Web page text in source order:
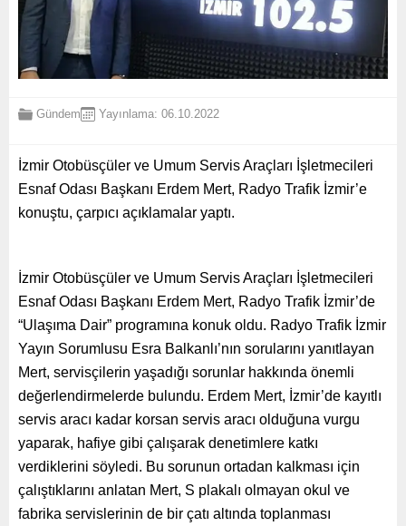
Gündem Yayınlama: 06.10.2022
İzmir Otobüsçüler ve Umum Servis Araçları İşletmecileri
Esnaf Odası Başkanı Erdem Mert, Radyo Trafik İzmir’e
konuştu, çarpıcı açıklamalar yaptı.
İzmir Otobüsçüler ve Umum Servis Araçları İşletmecileri
Esnaf Odası Başkanı Erdem Mert, Radyo Trafik İzmir’de
“Ulaşıma Dair” programına konuk oldu. Radyo Trafik İzmir
Yayın Sorumlusu Esra Balkanlı’nın sorularını yanıtlayan
Mert, servisçilerin yaşadığı sorunlar hakkında önemli
değerlendirmelerde bulundu. Erdem Mert, İzmir’de kayıtlı
servis aracı kadar korsan servis aracı olduğuna vurgu
yaparak, hafiye gibi çalışarak denetimlere katkı
verdiklerini söyledi. Bu sorunun ortadan kalkması için
çalıştıklarını anlatan Mert, S plakalı olmayan okul ve
fabrika servislerinin de bir çatı altında toplanması